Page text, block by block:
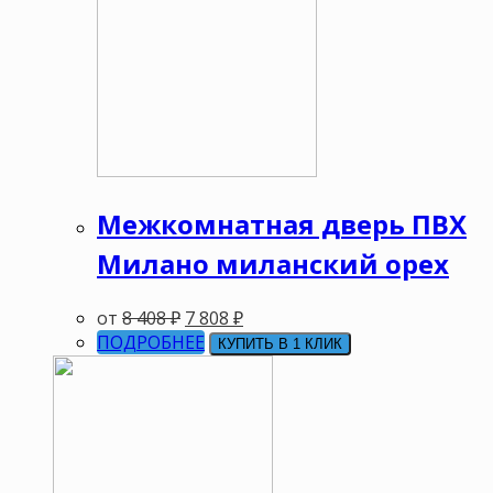
Межкомнатная дверь ПВХ
Милано миланский орех
от 8 408₽ 7 808 ₽
ПОДРОБНЕЕ
КУПИТЬ В 1 КЛИК